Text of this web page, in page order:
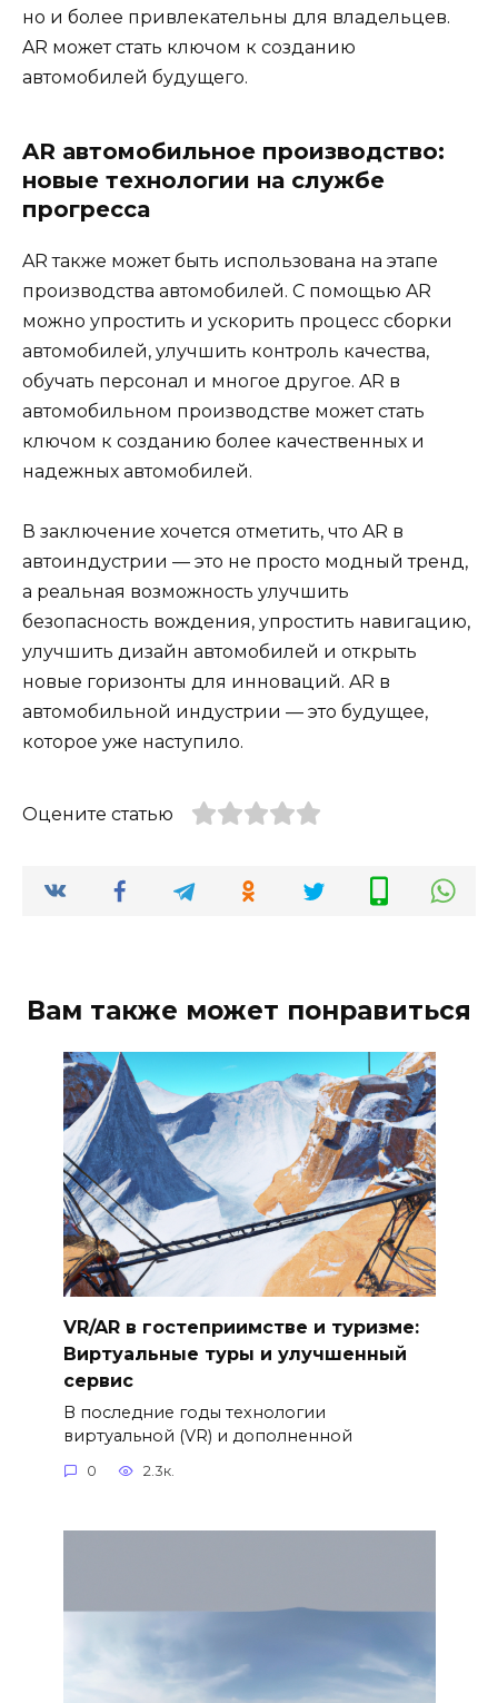
но и более привлекательны для владельцев.
AR может стать ключом к созданию
автомобилей будущего.
AR автомобильное производство:
новые технологии на службе
прогресса
AR также может быть использована на этапе
производства автомобилей. С помощью AR
можно упростить и ускорить процесс сборки
автомобилей, улучшить контроль качества,
обучать персонал и многое другое. AR в
автомобильном производстве может стать
ключом к созданию более качественных и
надежных автомобилей.
В заключение хочется отметить, что AR в
автоиндустрии — это не просто модный тренд,
а реальная возможность улучшить
безопасность вождения, упростить навигацию,
улучшить дизайн автомобилей и открыть
новые горизонты для инноваций. AR в
автомобильной индустрии — это будущее,
которое уже наступило.
Оцените статью
Вам также может понравиться
VR/AR в гостеприимстве и туризме:
Виртуальные туры и улучшенный
сервис
В последние годы технологии
виртуальной (VR) и дополненной
0 2.3к.